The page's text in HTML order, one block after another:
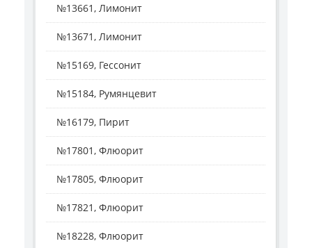
№13661, Лимонит
№13671, Лимонит
№15169, Гессонит
№15184, Румянцевит
№16179, Пирит
№17801, Флюорит
№17805, Флюорит
№17821, Флюорит
№18228, Флюорит